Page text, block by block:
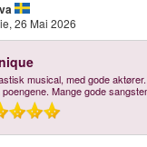
26 Mai 2026
musical, med gode
Mange gode